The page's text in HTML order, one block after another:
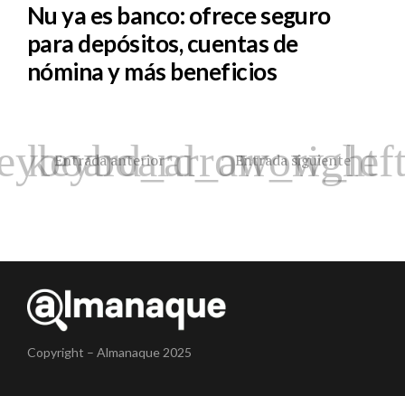
Nu ya es banco: ofrece seguro
para depósitos, cuentas de
nómina y más beneficios
Entrada anterior Entrada siguiente
Copyright – Almanaque 2025